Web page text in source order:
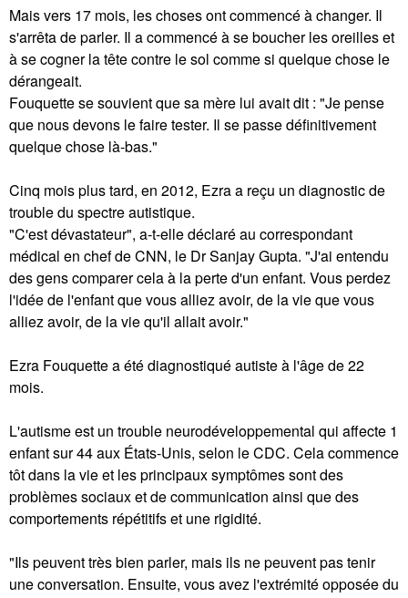
Mais vers 17 mois, les choses ont commencé à changer. Il
s'arrêta de parler. Il a commencé à se boucher les oreilles et
à se cogner la tête contre le sol comme si quelque chose le
dérangeait.
Fouquette se souvient que sa mère lui avait dit : "Je pense
que nous devons le faire tester. Il se passe définitivement
quelque chose là-bas."
Cinq mois plus tard, en 2012, Ezra a reçu un diagnostic de
trouble du spectre autistique.
"C'est dévastateur", a-t-elle déclaré au correspondant
médical en chef de CNN, le Dr Sanjay Gupta. "J'ai entendu
des gens comparer cela à la perte d'un enfant. Vous perdez
l'idée de l'enfant que vous alliez avoir, de la vie que vous
alliez avoir, de la vie qu'il allait avoir."
Ezra Fouquette a été diagnostiqué autiste à l'âge de 22
mois.
L'autisme est un trouble neurodéveloppemental qui affecte 1
enfant sur 44 aux États-Unis, selon le CDC. Cela commence
tôt dans la vie et les principaux symptômes sont des
problèmes sociaux et de communication ainsi que des
comportements répétitifs et une rigidité.
"Ils peuvent très bien parler, mais ils ne peuvent pas tenir
une conversation. Ensuite, vous avez l'extrémité opposée du